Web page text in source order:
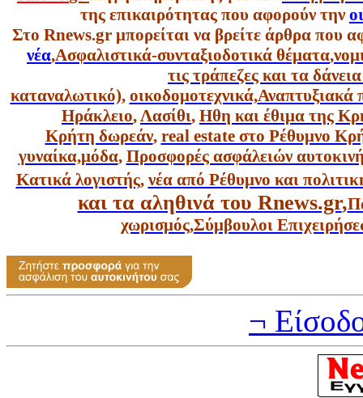
της επικαιρότητας που αφορούν την
Στο Rnews.gr μπορείται να βρείτε άρθρα που
νέα,Ασφαλιστικά-συνταξιοδοτικά θέματα,
τις τράπεζες και τα
καταναλωτικό), οικοδομοτεχνικά,Αναπτυξιακά
Ηράκλειο,Λασίθι, Ηθη και έθιμα της
Κρήτη δωρεάν, real estate στο Ρέθυμνο
γυναίκα,μόδα, Προσφορές ασφάλειών
Κατικά λογιστής, νέα από Ρέθυμνο και
και τα αληθινά του Rnews.gr,
χωρισμός,Σύμβουλοι
¬